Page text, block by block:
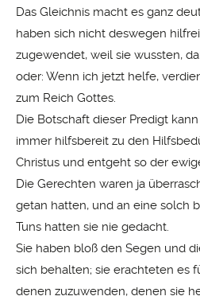
Das Gleichnis macht es ganz
haben sich nicht deswegen
zugewendet, weil sie wussten,
oder: Wenn ich jetzt helfe,
zum Reich Gottes.
Die Botschaft dieser Predigt
immer hilfsbereit zu den
Christus und entgeht so der
Die Gerechten waren ja
getan hatten, und an eine solch
Tuns hatten sie nie gedacht.
Sie haben bloß den Segen und
sich behalten; sie erachteten es
denen zuzuwenden, denen sie